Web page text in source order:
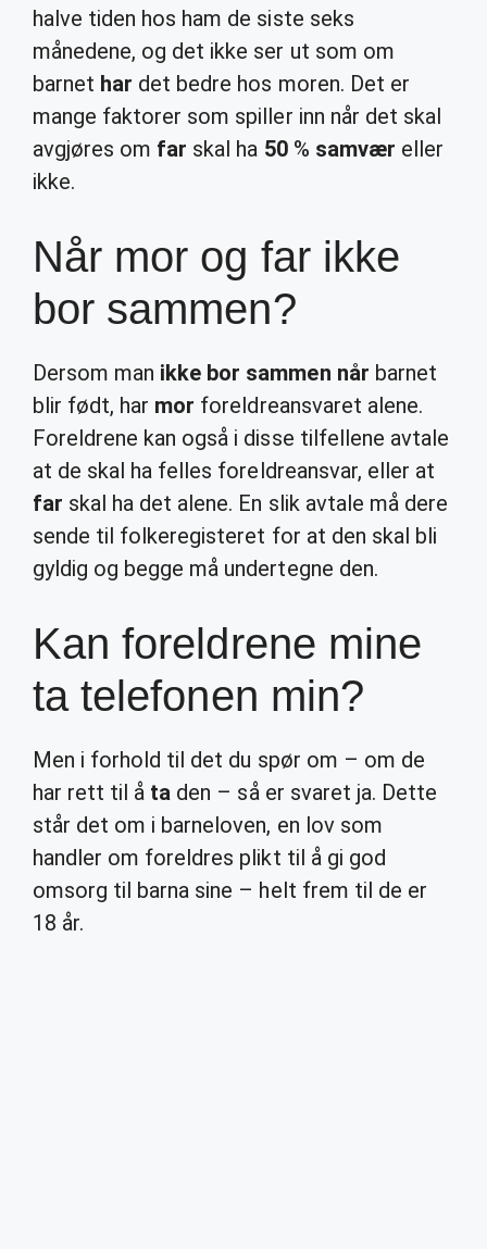
halve tiden hos ham de siste seks
månedene, og det ikke ser ut som om
barnet har det bedre hos moren. Det er
mange faktorer som spiller inn når det skal
avgjøres om far skal ha 50% samvær eller
ikke.
Når mor og far ikke
bor sammen?
Dersom man ikke bor sammen når barnet
blir født, har mor foreldreansvaret alene.
Foreldrene kan også i disse tilfellene avtale
at de skal ha felles foreldreansvar, eller at
far skal ha det alene. En slik avtale må dere
sende til folkeregisteret for at den skal bli
gyldig og begge må undertegne den.
Kan foreldrene mine
ta telefonen min?
Men i forhold til det du spør om – om de
har rett til å ta den – så er svaret ja. Dette
står det om i barneloven, en lov som
handler om foreldres plikt til å gi god
omsorg til barna sine – helt frem til de er
18 år.